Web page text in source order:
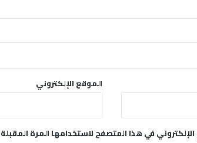
الموقع الإلكتروني
في هذا المتصفح لاستخدامها المرة